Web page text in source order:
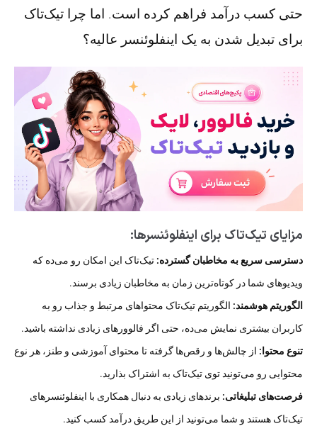
حتی کسب درآمد فراهم کرده است. اما چرا تیک‌تاک
برای تبدیل شدن به یک اینفلوئنسر عالیه؟
مزایای تیک‌تاک برای اینفلوئنسرها:
دسترسی سریع به مخاطبان گسترده: تیک‌تاک این امکان رو می‌ده که
ویدیوهای شما در کوتاه‌ترین زمان به مخاطبان زیادی برسند.
الگوریتم هوشمند: الگوریتم تیک‌تاک محتواهای مرتبط و جذاب رو به
کاربران بیشتری نمایش می‌ده، حتی اگر فالوورهای زیادی نداشته باشید.
تنوع محتوا: از چالش‌ها و رقص‌ها گرفته تا محتوای آموزشی و طنز، هر نوع
محتوایی رو می‌تونید توی تیک‌تاک به اشتراک بذارید.
فرصت‌های تبلیغاتی: برندهای زیادی به دنبال همکاری با اینفلوئنسرهای
تیک‌تاک هستند و شما می‌تونید از این طریق درآمد کسب کنید.